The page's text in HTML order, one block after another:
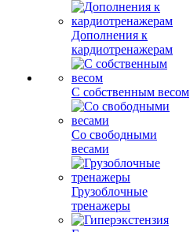
Дополнения к
кардиотренажерам
С собственным весом
Со свободными
весами
Грузоблочные
тренажеры